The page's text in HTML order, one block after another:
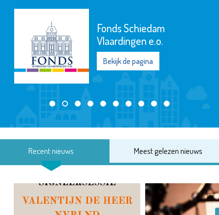
Fonds Schiedam
Vlaardingen e.o.
Bekijk de pagina
Recent nieuws Meest gelezen nieuws